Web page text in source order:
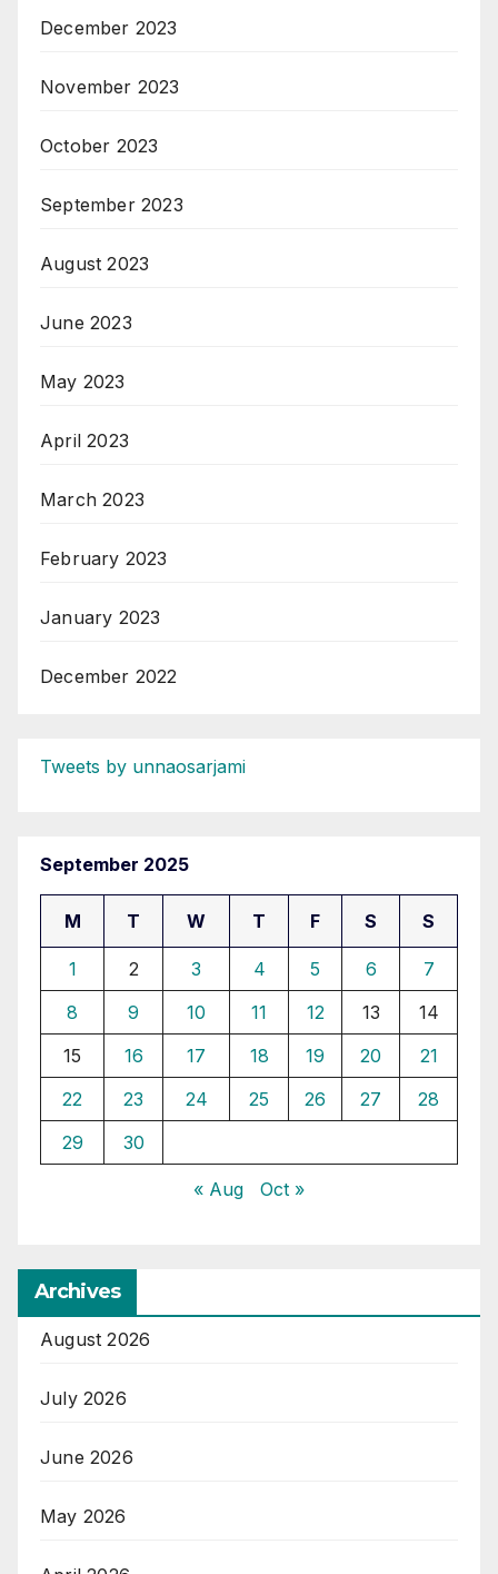
December 2023
November 2023
October 2023
September 2023
August 2023
June 2023
May 2023
April 2023
March 2023
February 2023
January 2023
December 2022
Tweets by unnaosarjami
September 2025
M T W T F S S
1 2 3 4 5 6
7
8
9 10 11 12 13
14
15
16 17 18 19 20
21
22
23 24 25 26 27
28
29
30
« Aug Oct »
Archives
August 2026
July 2026
June 2026
May 2026